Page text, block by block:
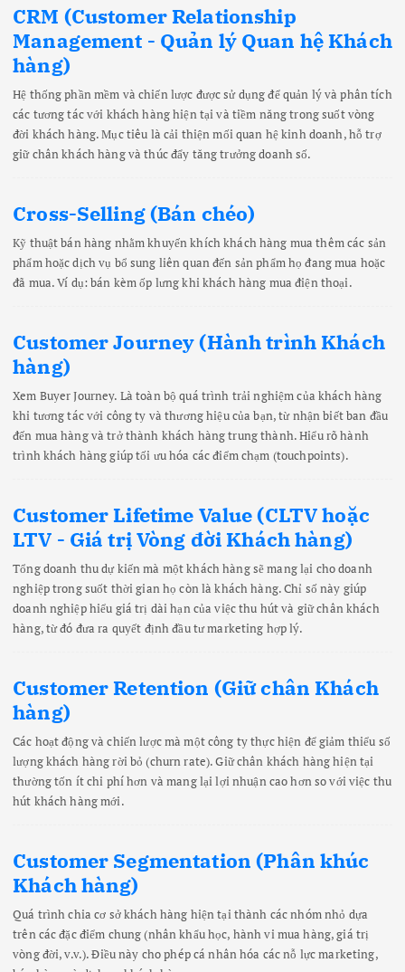
CRM (Customer Relationship
Management - Quản lý Quan hệ Khách
hàng)
Hệ thống phần mềm và chiến lược được sử dụng để quản lý và phân tích
các tương tác với khách hàng hiện tại và tiềm năng trong suốt vòng
đời khách hàng. Mục tiêu là cải thiện mối quan hệ kinh doanh, hỗ trợ
giữ chân khách hàng và thúc đẩy tăng trưởng doanh số.
Cross-Selling (Bán chéo)
Kỹ thuật bán hàng nhằm khuyến khích khách hàng mua thêm các sản
phẩm hoặc dịch vụ bổ sung liên quan đến sản phẩm họ đang mua hoặc
đã mua. Ví dụ: bán kèm ốp lưng khi khách hàng mua điện thoại.
Customer Journey (Hành trình Khách
hàng)
Xem Buyer Journey. Là toàn bộ quá trình trải nghiệm của khách hàng
khi tương tác với công ty và thương hiệu của bạn, từ nhận biết ban đầu
đến mua hàng và trở thành khách hàng trung thành. Hiểu rõ hành
trình khách hàng giúp tối ưu hóa các điểm chạm (touchpoints).
Customer Lifetime Value (CLTV hoặc
LTV - Giá trị Vòng đời Khách hàng)
Tổng doanh thu dự kiến mà một khách hàng sẽ mang lại cho doanh
nghiệp trong suốt thời gian họ còn là khách hàng. Chỉ số này giúp
doanh nghiệp hiểu giá trị dài hạn của việc thu hút và giữ chân khách
hàng, từ đó đưa ra quyết định đầu tư marketing hợp lý.
Customer Retention (Giữ chân Khách
hàng)
Các hoạt động và chiến lược mà một công ty thực hiện để giảm thiểu số
lượng khách hàng rời bỏ (churn rate). Giữ chân khách hàng hiện tại
thường tốn ít chi phí hơn và mang lại lợi nhuận cao hơn so với việc thu
hút khách hàng mới.
Customer Segmentation (Phân khúc
Khách hàng)
Quá trình chia cơ sở khách hàng hiện tại thành các nhóm nhỏ dựa
trên các đặc điểm chung (nhân khẩu học, hành vi mua hàng, giá trị
vòng đời, v.v.). Điều này cho phép cá nhân hóa các nỗ lực marketing,